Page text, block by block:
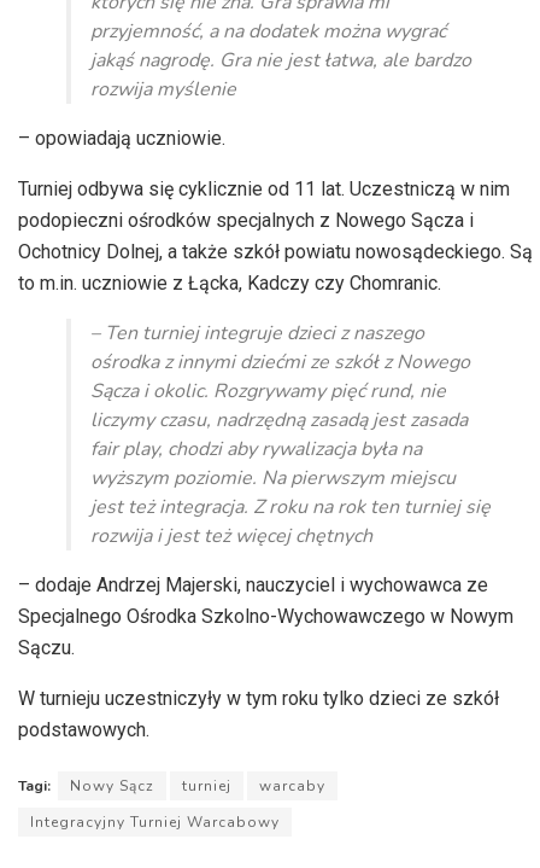
przyjemność, a na dodatek można wygrać
jakąś nagrodę. Gra nie jest łatwa, ale bardzo
rozwija myślenie
– opowiadają uczniowie.
Turniej odbywa się cyklicznie od 11 lat. Uczestniczą w nim
podopieczni ośrodków specjalnych z Nowego Sącza i
Ochotnicy Dolnej, a także szkół powiatu nowosądeckiego. Są
to m.in. uczniowie z Łącka, Kadczy czy Chomranic.
– Ten turniej integruje dzieci z naszego
ośrodka z innymi dziećmi ze szkół z Nowego
Sącza i okolic. Rozgrywamy pięć rund, nie
liczymy czasu, nadrzędną zasadą jest zasada
fair play, chodzi aby rywalizacja była na
wyższym poziomie. Na pierwszym miejscu
jest też integracja. Z roku na rok ten turniej się
rozwija i jest też więcej chętnych
– dodaje Andrzej Majerski, nauczyciel i wychowawca ze
Specjalnego Ośrodka Szkolno-Wychowawczego w Nowym
Sączu.
W turnieju uczestniczyły w tym roku tylko dzieci ze szkół
podstawowych.
Tagi: Nowy Sącz turniej
warcaby
Integracyjny Turniej Warcabowy